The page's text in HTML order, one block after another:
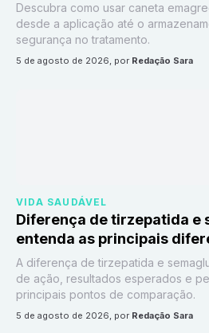
Descubra como usar caneta
desde a aplicação até o
segurança no tratamento.
5 de agosto de 2026, por Redação Sara
VIDA SAUDÁVEL
Diferença de tirzepatida e
entenda as principais
A diferença de tirzepatida e
de ação, resultados esperados e
principais pontos de comparação.
5 de agosto de 2026, por Redação Sara